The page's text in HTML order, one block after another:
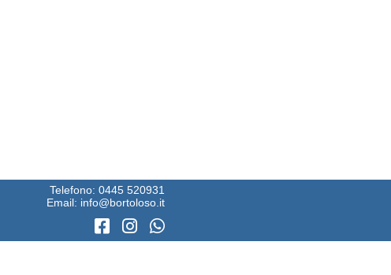
Telefono: 0445 520931
Email: info@bortoloso.it